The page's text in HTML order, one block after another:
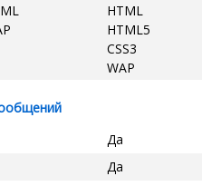
HTML
HTML5
CSS3
WAP
Да
Да